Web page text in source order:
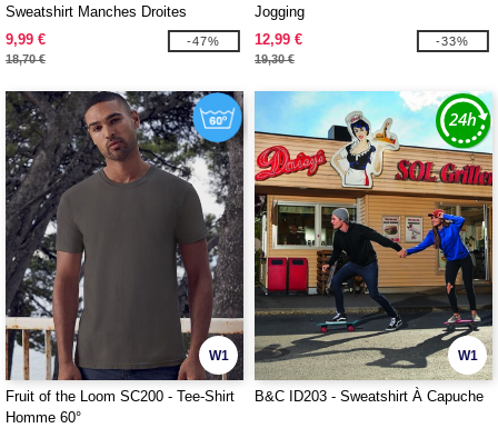
Sweatshirt Manches Droites
9,99 €
18,70 €
-47%
Jogging
12,99 €
19,30 €
-33%
W1
Fruit of the Loom SC200 - Tee-Shirt
Homme 60°
W1
B&C ID203 - Sweatshirt À Capuche